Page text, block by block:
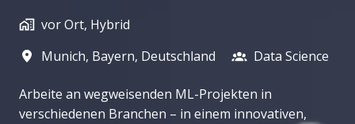
vor Ort, Hybrid
Munich, Bayern, Deutschland Data Science
Arbeite an wegweisenden ML-Projekten in
verschiedenen Branchen – in einem innovativen,